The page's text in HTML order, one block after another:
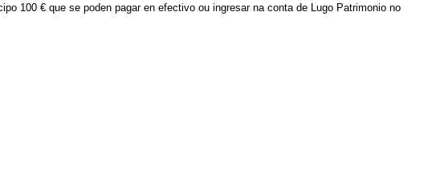
100 € que se poden pagar en efectivo ou ingresar na conta de Lugo Patrimonio no